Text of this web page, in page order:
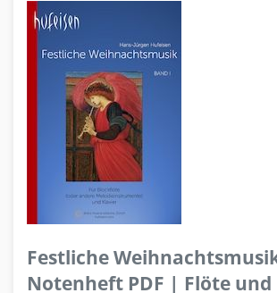
Festliche
Notenheft PDF | Flöte und